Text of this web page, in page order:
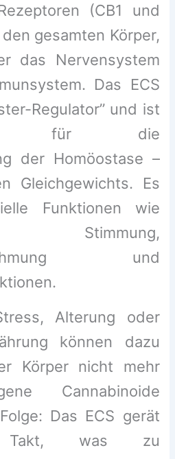
(CB1 und
gesamten Körper,
das Nervensystem
Das ECS
Regulator” und ist
für die
der Homöostase –
Gleichgewichts. Es
Funktionen wie
und
Alterung oder
können dazu
Körper nicht mehr
Cannabinoide
Das ECS gerät
was zu